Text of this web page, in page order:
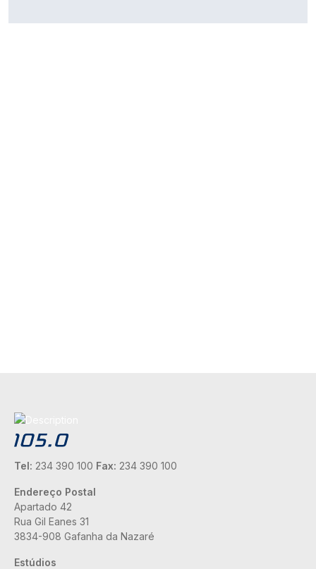
Tel: 234 390 100 Fax: 234 390 100
Endereço Postal
Apartado 42
Rua Gil Eanes 31
3834-908 Gafanha da Nazaré
Estúdios